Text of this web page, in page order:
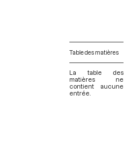
Table des matières
La table des
matières ne
contient aucune
entrée.